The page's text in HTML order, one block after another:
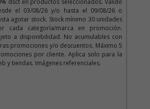
dsct en productos seleccionados. Válido
el 03/08/26 y/o hasta el 09/08/26 o
agotar stock. Stock mínimo 30 unidades
cada categoría/marca en promoción.
a disponibilidad. No acumulables con
promociones y/o descuentos. Máximo 5
por cliente. Aplica solo para la
y tiendas. Imágenes referenciales.